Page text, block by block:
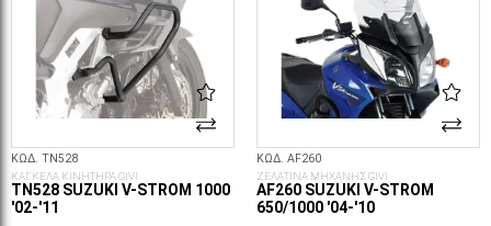
ΚΩΔ. TN528
ΚΑΓΚΕΛΑ ΚΙΝΗΤΗΡΑ GIVI
TN528 SUZUKI V-STROM 1000
'02-'11
ΚΩΔ. AF260
ΖΕΛΑΤΙΝΑ ΜΗΧΑΝΗΣ GIVI
AF260 SUZUKI V-STROM
650/1000 '04-'10